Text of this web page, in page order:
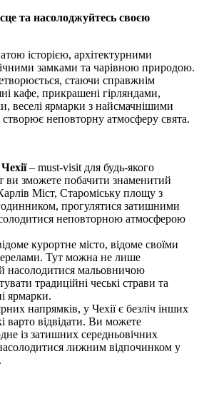
та насолоджуйтесь своєю
історією, архітектурними
замками та чарівною природою.
стаючи справжнім
кафе, прикрашені гірляндами,
веселі ярмарки з найсмачнішими
неповторну атмосферу свята.
– must-visit для будь-якого
ви зможете побачити знаменитий
Міст, Староміську площу з
прогулятися затишними
неповторною атмосферою
курортне місто, відоме своїми
Тут можна не лише
насолодитися мальовничою
традиційні чеські страви та
ярмарки.
напрямків, у Чехії є безліч інших
варто відвідати. Ви можете
із затишних середньовічних
лижним відпочинком у